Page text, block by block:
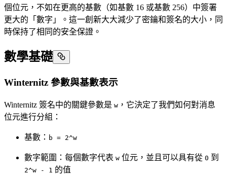
個位元，不如在更高的基數（如基數 16 或基數 256）中簽署
更大的「數字」。這一創新大大減少了密鑰和簽名的大小，同
時保持了相同的安全保證。
數學基礎
Winternitz 參數與基數表示
Winternitz 簽名中的關鍵參數是 w ，它決定了我們如何對消息
位元進行分組：
基數： b = 2^w
數字範圍：每個數字代表 w 位元，並且可以具有從 0 到
2^w - 1 的值